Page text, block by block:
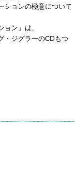
ションの極意について
ョン」は、
・ジグラーのCDもつ